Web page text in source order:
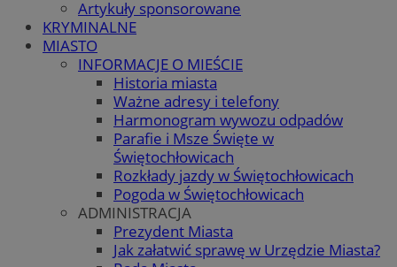
Artykuły sponsorowane
KRYMINALNE
MIASTO
INFORMACJE O MIEŚCIE
Historia miasta
Ważne adresy i telefony
Harmonogram wywozu odpadów
Parafie i Msze Święte w
Świętochłowicach
Rozkłady jazdy w Świętochłowicach
Pogoda w Świętochłowicach
ADMINISTRACJA
Prezydent Miasta
Jak załatwić sprawę w Urzędzie Miasta?